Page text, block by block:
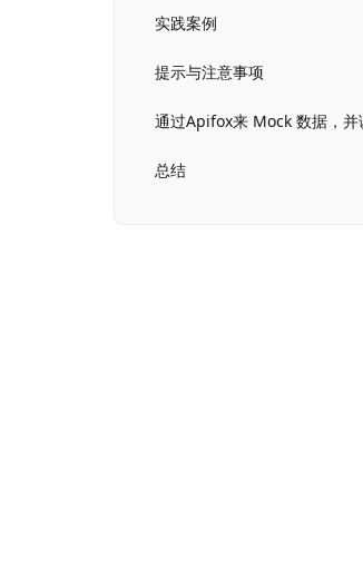
实践案例
提示与注意事项
总结